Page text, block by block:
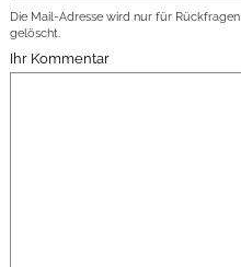
Die Mail-Adresse wird nur für
gelöscht.
Ihr Kommentar